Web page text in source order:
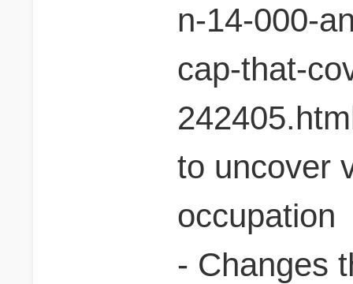
n-14-000-
cap-that-
to uncover
occupation
- Changes